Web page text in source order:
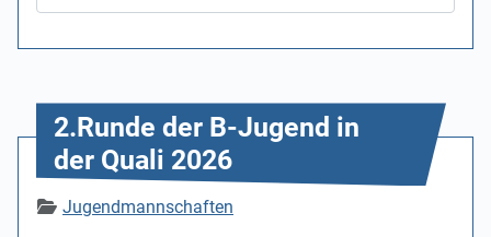
2.Runde der B-Jugend in
der Quali 2026
DetailsJugendmannschaften